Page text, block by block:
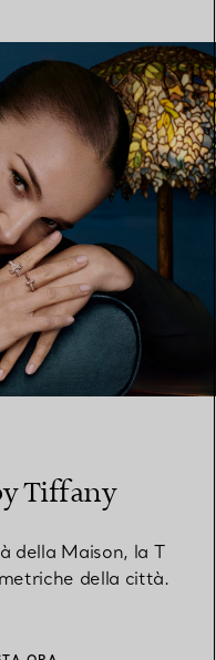
Tiffany
della Maison, la T
della città.